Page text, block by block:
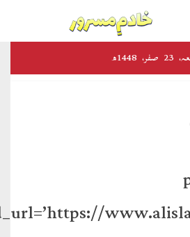
صفر‬،1448ھ
feed_url=’https://